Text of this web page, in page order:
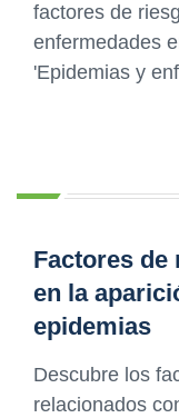
factores de
enfermedades
'Epidemias y
Factores
en la
epidemias
Descubre los
relacionados